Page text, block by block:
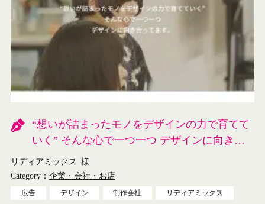
“想いが詰まったモノをデザインの力で育てて
いく” そんな心で一つ一つ デザインに向き合
ってます。
リディアミックス 様
Category： 企業・会社・お店
広告 デザイン 制作会社 リディアミックス